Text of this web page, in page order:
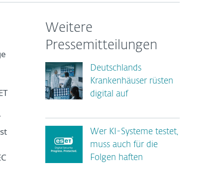
Weitere
Pressemitteilungen
Deutschlands
Krankenhäuser rüsten
digital auf
Wer KI-Systeme testet,
muss auch für die
Folgen haften